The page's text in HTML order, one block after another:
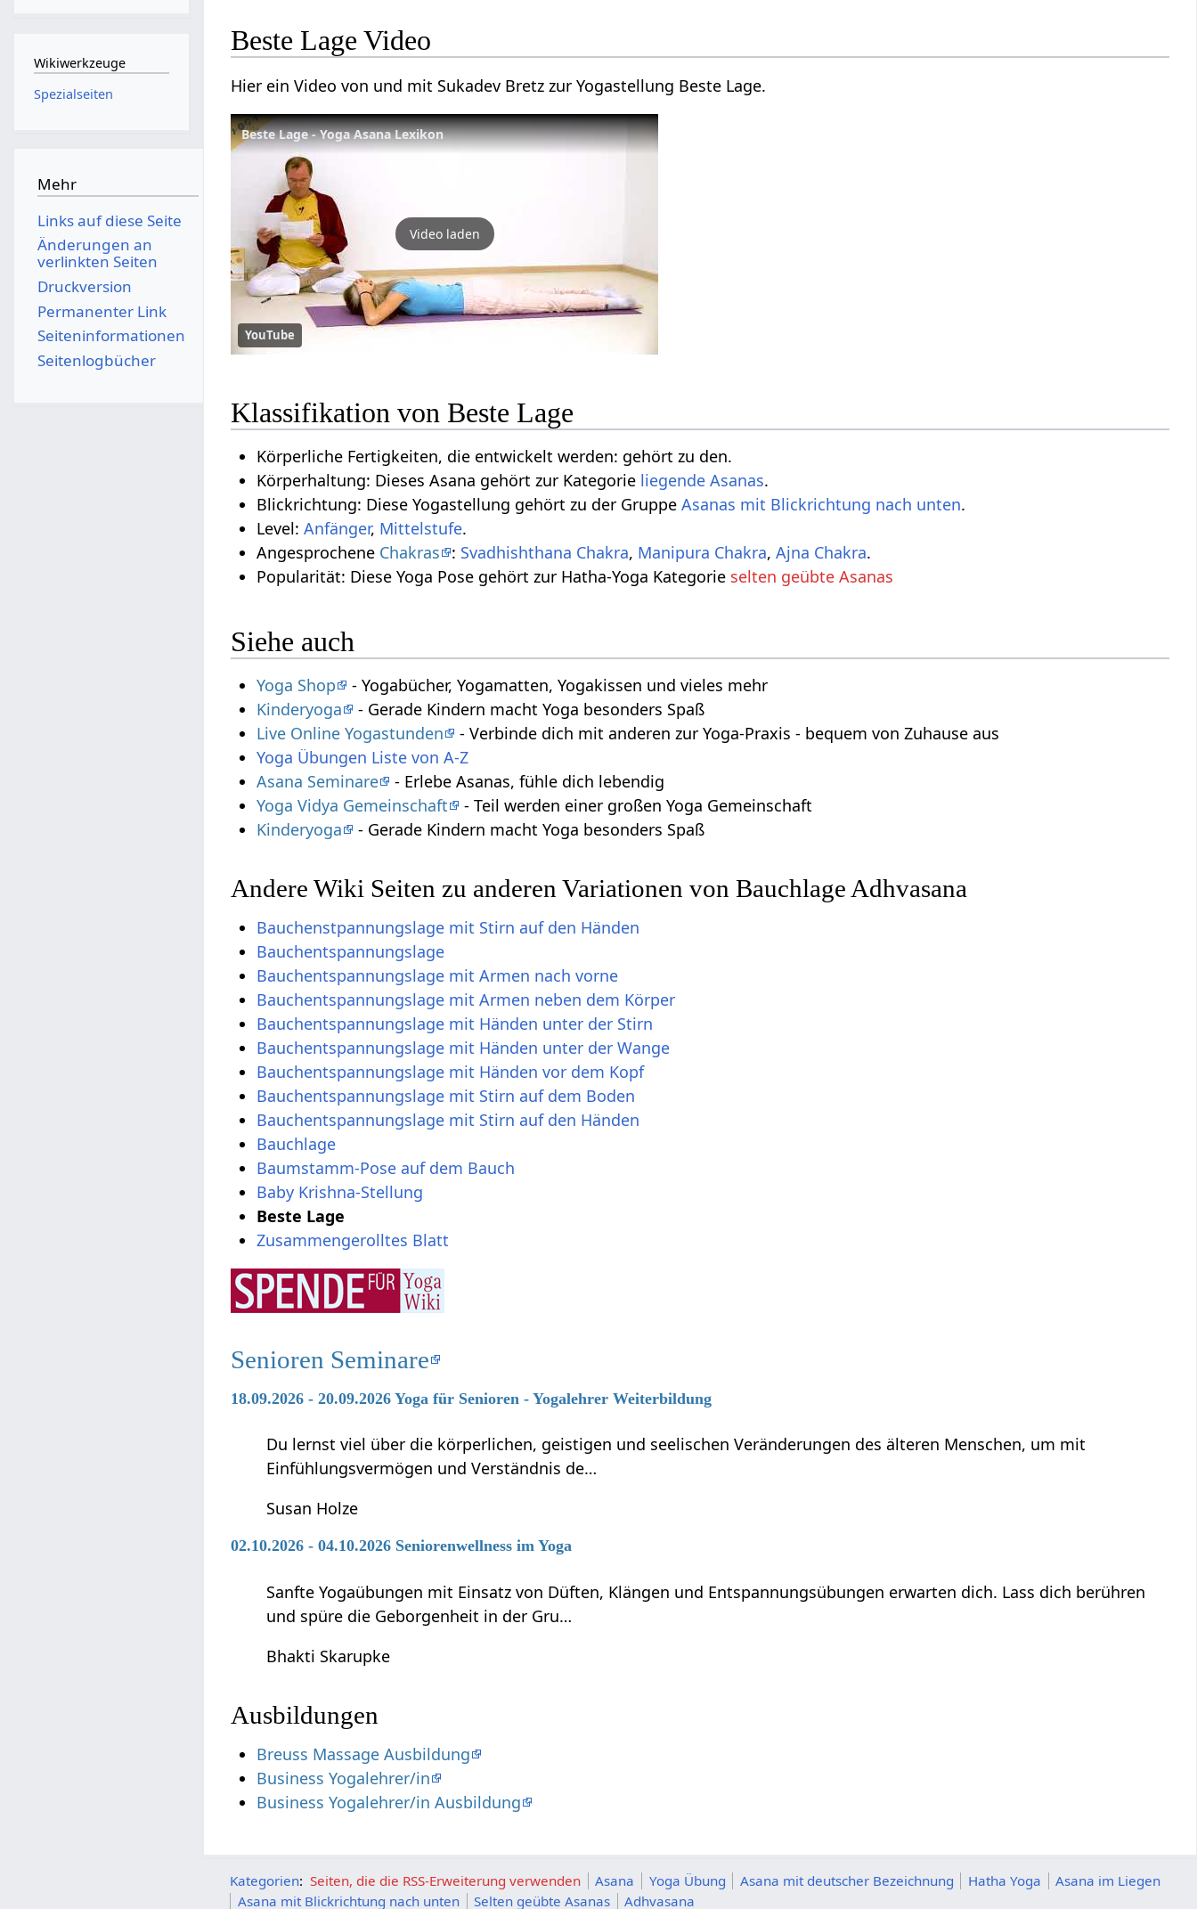
Beste Lage Video
Hier ein Video von und mit Sukadev Bretz zur Yogastellung Beste Lage.
Beste Lage - Yoga Asana Lexikon
Video laden
YouTube
Klassifikation von Beste Lage
Körperliche Fertigkeiten, die entwickelt werden: gehört zu den.
Körperhaltung: Dieses Asana gehört zur Kategorie liegende Asanas.
Blickrichtung: Diese Yogastellung gehört zu der GruppeAsanas mit Blickrichtung nach unten.
Level:Anfänger, Mittelstufe.
Angesprochene Chakras : Svadhishthana Chakra, Manipura Chakra,Ajna Chakra.
Popularität: Diese Yoga Pose gehört zur Hatha-Yoga Kategorie selten geübte Asanas
Siehe auch
Yoga Shop
- Yogabücher, Yogamatten, Yogakissen und vieles mehr
Kinderyoga
- Gerade Kindern macht Yoga besonders Spaß
Live Online Yogastunden
- Verbinde dich mit anderen zur Yoga-Praxis - bequem von Zuhause aus
Yoga Übungen Liste von A-Z
Asana Seminare
- Erlebe Asanas, fühle dich lebendig
Yoga Vidya Gemeinschaft
- Teil werden einer großen Yoga Gemeinschaft
Kinderyoga
- Gerade Kindern macht Yoga besonders Spaß
Andere Wiki Seiten zu anderen Variationen von Bauchlage Adhvasana
Bauchenstpannungslage mit Stirn auf den Händen
Bauchentspannungslage
Bauchentspannungslage mit Armen nach vorne
Bauchentspannungslage mit Armen neben dem Körper
Bauchentspannungslage mit Händen unter der Stirn
Bauchentspannungslage mit Händen unter der Wange
Bauchentspannungslage mit Händen vor dem Kopf
Bauchentspannungslage mit Stirn auf dem Boden
Bauchentspannungslage mit Stirn auf den Händen
Bauchlage
Baumstamm-Pose auf dem Bauch
Baby Krishna-Stellung
Beste Lage
Zusammengerolltes Blatt
Senioren Seminare
18.09.2026 - 20.09.2026 Yoga für Senioren - Yogalehrer Weiterbildung
Du lernst viel über die körperlichen, geistigen und seelischen Veränderungen des älteren Menschen, um mit
Einfühlungsvermögen und Verständnis de…
Susan Holze
02.10.2026 - 04.10.2026 Seniorenwellness im Yoga
Sanfte Yogaübungen mit Einsatz von Düften, Klängen und Entspannungsübungen erwarten dich. Lass dich berühren
und spüre die Geborgenheit in der Gru…
Bhakti Skarupke
Ausbildungen
Breuss Massage Ausbildung
Business Yogalehrer/in
Business Yogalehrer/in Ausbildung
Kategorien: Seiten, die die RSS-Erweiterung verwenden Asana Yoga Übung Asana mit deutscher Bezeichnung Hatha Yoga
Asana im Liegen
Asana mit Blickrichtung nach unten
Selten geübte Asanas Adhvasana
Wikiwerkzeuge
Spezialseiten
Mehr
Links auf diese Seite
Änderungen an
verlinkten Seiten
Druckversion
Permanenter Link
Seiten­­informationen
Seitenlogbücher